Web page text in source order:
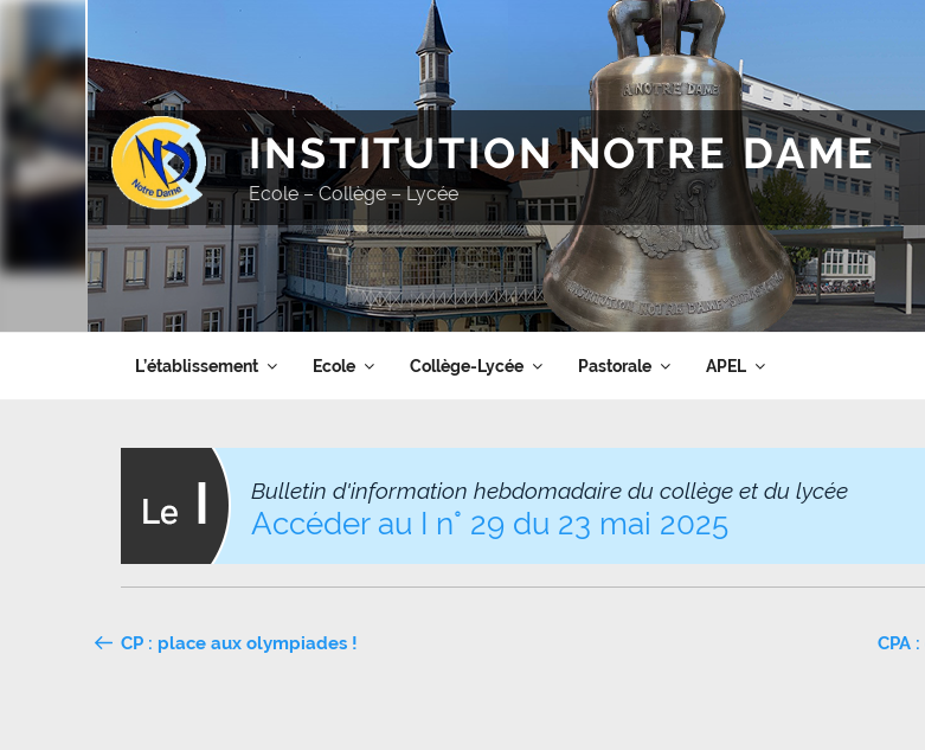
Aller
contenu
principal
INSTITUTION NOTRE DAME
Ecole – Collège – Lycée
L’établissement Ecole Collège-Lycée Pastorale APEL
Bulletin d'information hebdomadaire du collège et du lycée
Accéder au I n° 29 du 23 mai 2025
Navigation
CP : place aux olympiades ! CPA